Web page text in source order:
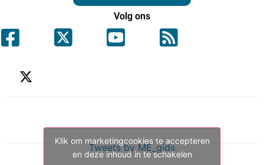
Volg ons
Tweets by ME_gids
Klik om marketingcookies te accepteren
en deze inhoud in te schakelen